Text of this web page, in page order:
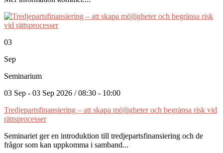
03
Sep
Seminarium
03 Sep - 03 Sep 2026 / 08:30 - 10:00
Tredjepartsfinansiering – att skapa möjligheter och begränsa risk vid
rättsprocesser
Seminariet ger en introduktion till tredjepartsfinansiering och de
frågor som kan uppkomma i samband...